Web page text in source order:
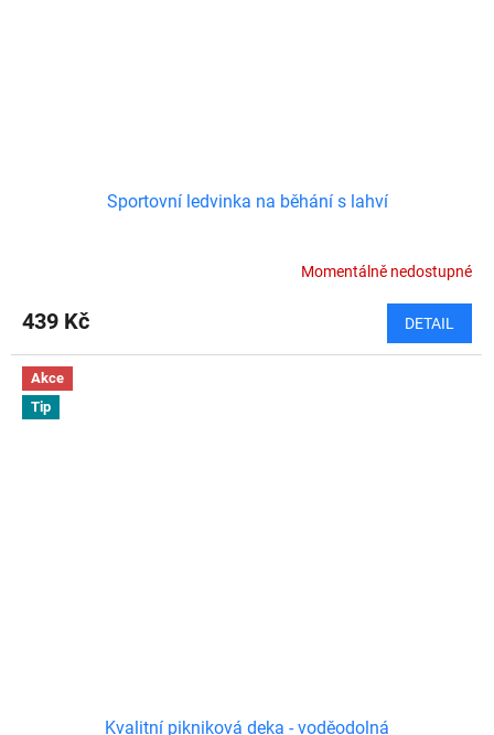
Sportovní ledvinka na běhání s lahví
Momentálně nedostupné
439 Kč DETAIL
Akce
Tip
Kvalitní pikniková deka - voděodolná